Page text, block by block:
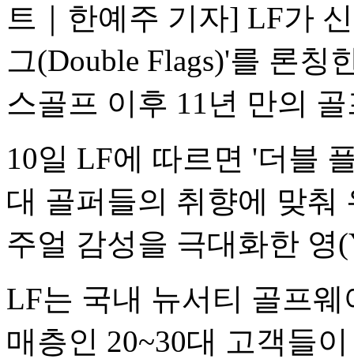
트｜한예주 기자] LF가
그(Double Flags)'를 론칭
스골프 이후 11년 만의
10일 LF에 따르면 '더블
대 골퍼들의 취향에 맞춰
주얼 감성을 극대화한 영
LF는 국내 뉴서티 골프
매층인 20~30대 고객들